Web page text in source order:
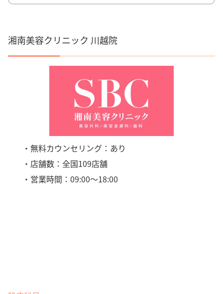
湘南美容クリニック 川越院
・無料カウンセリング：あり
・店舗数：全国109店舗
・営業時間：09:00〜18:00